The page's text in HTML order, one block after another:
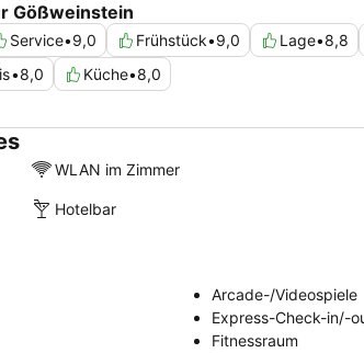
Blick auf den
Gößweinstein
Service•9,0 Frühstück•9,0 Lage•8,8
•8,0 Küche•8,0
WLAN im Zimmer
Hotelbar
Arcade-/Videospiele
Express-Check-in/-
Fitnessraum